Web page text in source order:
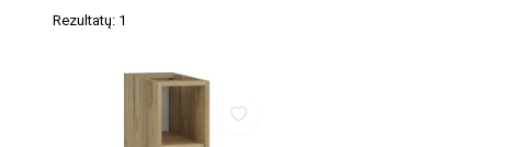
Rezultatų: 1